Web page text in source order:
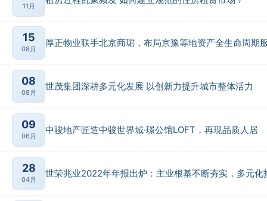
11月
15
08月
厚正物业联手北京商珺，布局京豫等地资产全生命周期
08
08月
世茂集团深耕多元化发展 以创新力提升城市整体活力
09
06月
中骏地产匠造中骏世界城·璟公馆LOFT，再现品质人居
28
04月
世荣兆业2022年年报出炉：主业根基不断夯实，多元化